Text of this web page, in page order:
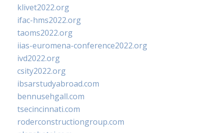
klivet2022.org
ifac-hms2022.org
taoms2022.org
iias-euromena-conference2022.org
ivd2022.org
csity2022.org
ibsarstudyabroad.com
bennusehgall.com
tsecincinnati.com
roderconstructiongroup.com